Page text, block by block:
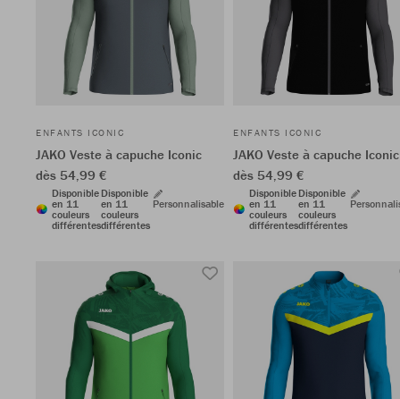
ENFANTS ICONIC
JAKO Veste à capuche Iconic
dès 54,99 €
Disponible
en 11
couleurs
différentes
Disponible
en 11
couleurs
différentes
Personnalisable
ENFANTS ICONIC
JAKO Veste à capuche Iconic
dès 54,99 €
Disponible
en 11
couleurs
différentes
Disponible
en 11
couleurs
différentes